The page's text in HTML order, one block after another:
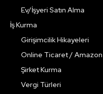
Ev/İşyeri Satın Alma
İş Kurma
Girişimcilik Hikayeleri
Online Ticaret / Amazon
Şirket Kurma
Vergi Türleri